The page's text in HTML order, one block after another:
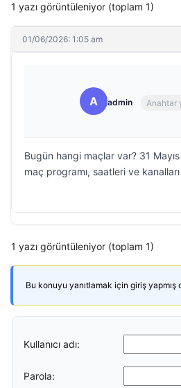
1 yazı görüntüleniyor (toplam 1)
01/06/2026: 1:05 am
A admin Anahtar
Bugün hangi maçlar var? 31
maç programı, saatleri ve kanalları
1 yazı görüntüleniyor (toplam 1)
Bu konuyu yanıtlamak için giriş yapmış
Kullanıcı adı:
Parola: